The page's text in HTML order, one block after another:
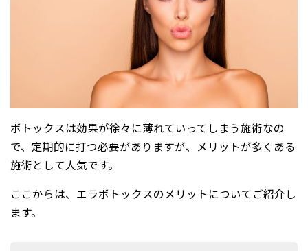
ボトックスは効果が徐々に薄れていってしまう施術なの
で、定期的に打つ必要がありますが、メリットが多くある
施術として人気です。
ここからは、エラボトックスのメリットについてご紹介し
ます。